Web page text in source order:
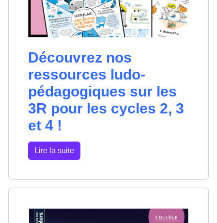
Découvrez nos
ressources ludo-
pédagogiques sur les
3R pour les cycles 2, 3
et 4 !
Lire la suite